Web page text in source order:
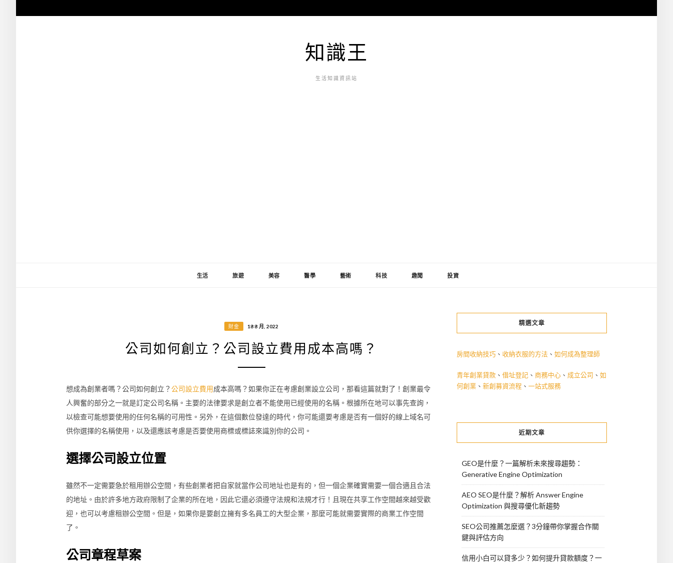
至
知識王
生活知識資訊站
生活 旅遊 美容 醫學 藝術 科技 趣聞 投資
財金 18 8 月, 2022
公司如何創立？公司設立費用成本高嗎？
想成為創業者嗎？公司如何創立？公司設立費用成本高嗎？如果你正在考慮創業設立公司，那看這篇就對了！創業最令
人興奮的部分之一就是訂定公司名稱。主要的法律要求是創立者不能使用已經使用的名稱。根據所在地可以事先查詢，
以檢查可能想要使用的任何名稱的可用性。另外，在這個數位發達的時代，你可能還要考慮是否有一個好的線上域名可
供你選擇的名稱使用，以及還應該考慮是否要使用商標或標誌來識別你的公司。
選擇公司設立位置
雖然不一定需要急於租用辦公空間，有些創業者把自家就當作公司地址也是有的，但一個企業確實需要一個合適且合法
的地址。由於許多地方政府限制了企業的所在地，因此它還必須遵守法規和法規才行！且現在共享工作空間越來越受歡
迎，也可以考慮租辦公空間。但是，如果你是要創立擁有多名員工的大型企業，那麼可能就需要實際的商業工作空間
了。
公司章程草案
精選文章
房間收納技巧 、 收納衣服的方法 、 如何成為整理師
青年創業貸款 、 借址登記 、 商務中心 、 成立公司 、 如
何創業 、 新創募資流程 、 一站式服務
近期文章
GEO是什麼？一篇解析未來搜尋趨勢：
Generative Engine Optimization
AEO SEO是什麼？解析 Answer Engine
Optimization 與搜尋優化新趨勢
SEO公司推薦怎麼選？3分鐘帶你掌握合作關
鍵與評估方向
信用小白可以貸多少？如何提升貸款額度？一